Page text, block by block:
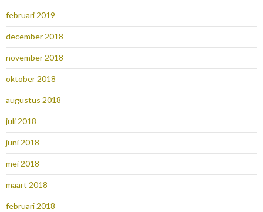
februari 2019
december 2018
november 2018
oktober 2018
augustus 2018
juli 2018
juni 2018
mei 2018
maart 2018
februari 2018